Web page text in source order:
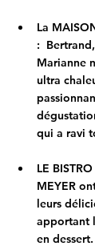
La
:
Marianne
ultra
qui a ravi
LE
MEYER
leurs
apportant
en dessert.